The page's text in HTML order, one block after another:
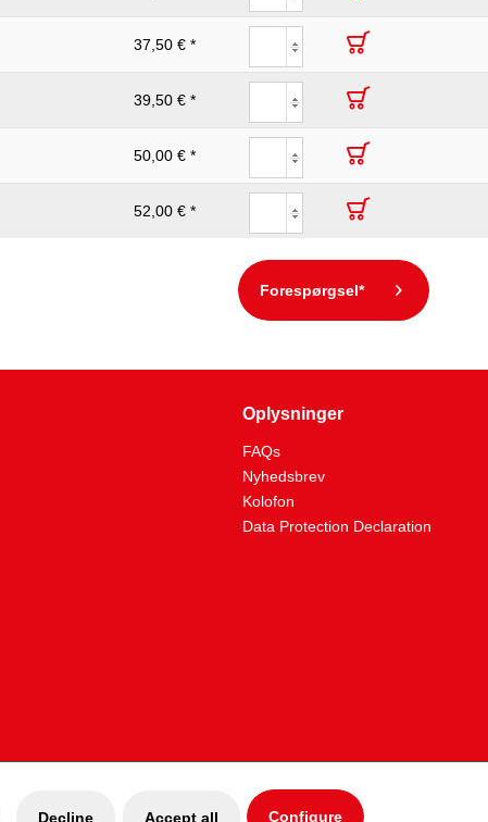
37,50 € *
39,50 € *
50,00 € *
52,00 € *
Forespørgsel*
Oplysninger
FAQs
Nyhedsbrev
Kolofon
Data Protection Declaration
Decline Accept all Configure